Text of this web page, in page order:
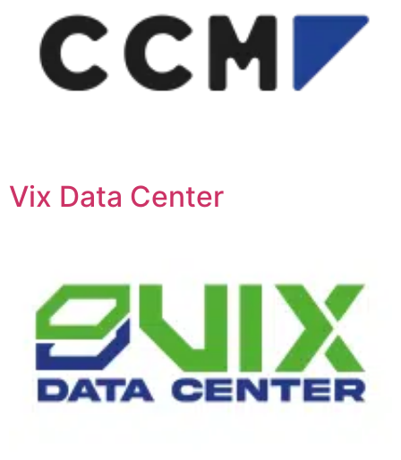
Vix Data Center